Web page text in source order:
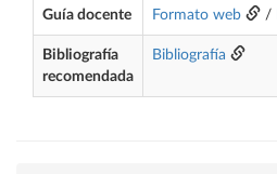
Guía docente Formato web /
Bibliografía
recomendada
Bibliografía